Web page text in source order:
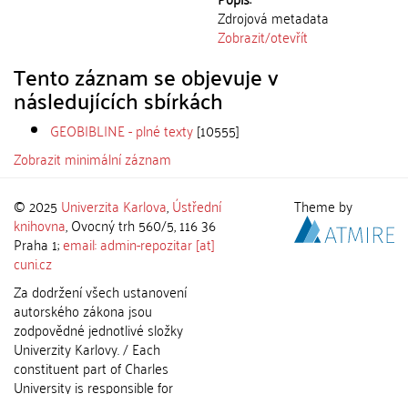
Zdrojová metadata
Zobrazit/otevřít
Tento záznam se objevuje v
následujících sbírkách
GEOBIBLINE - plné texty[10555]
Zobrazit minimální záznam
© 2025 Univerzita Karlova,Ústřední
knihovna, Ovocný trh 560/5, 116 36
Praha 1;email: admin-repozitar [at]
cuni.cz
Za dodržení všech ustanovení
autorského zákona jsou
zodpovědné jednotlivé složky
Univerzity Karlovy. / Each
constituent part of Charles
University is responsible for
Theme by